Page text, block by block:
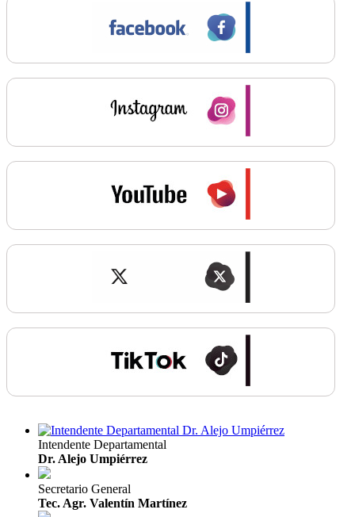
Intendente Departamental
Dr. Alejo Umpiérrez
Secretario General
Tec. Agr. Valentín Martínez